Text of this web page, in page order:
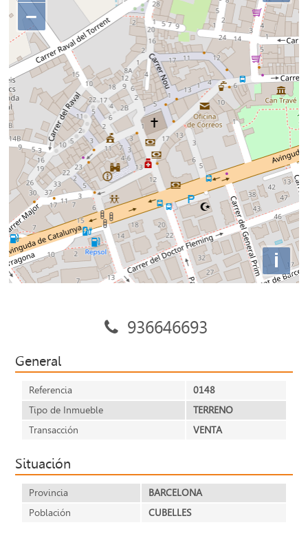
−
i
936646693
General
Referencia
0148
Tipo de Inmueble
TERRENO
Transacción
VENTA
Situación
Provincia
BARCELONA
Población
CUBELLES